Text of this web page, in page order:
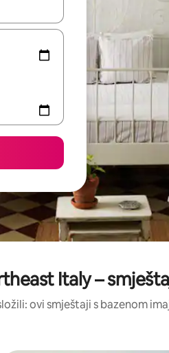
ih pregledati koristeći se
Italy –
ovi smještaji s bazenom